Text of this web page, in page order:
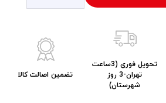
تحویل فوری (3ساعت
تهران-3 روز
شهرستان)
تضمین اصالت کالا